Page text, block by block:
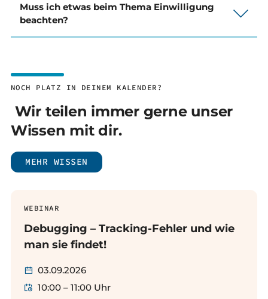
Muss ich etwas beim Thema Einwilligung
beachten?
NOCH PLATZ IN DEINEM KALENDER?
Wir teilen immer gerne unser
Wissen mit dir.
MEHR WISSEN
WEBINAR
Debugging – Tracking-Fehler und wie
man sie findet!
03.09.2026
10:00 – 11:00 Uhr